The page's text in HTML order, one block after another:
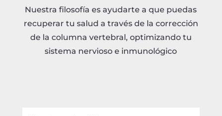
Nuestra filosofía es ayudarte a que puedas
recuperar tu salud a través de la corrección
de la columna vertebral, optimizando tu
sistema nervioso e inmunológico